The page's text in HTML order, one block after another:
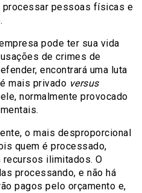
pessoas físicas e
pode ter sua vida
de crimes de
encontrará uma luta
mais privado versus
normalmente provocado
o mais desproporcional
quem é processado,
recursos ilimitados. O
processando, e não há
pagos pelo orçamento e,